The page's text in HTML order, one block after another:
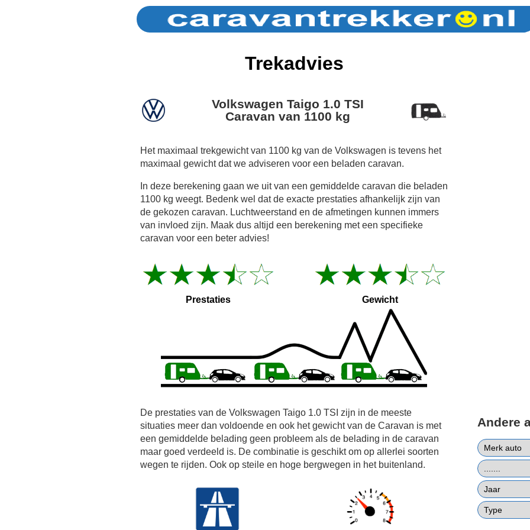
Trekadvies
Volkswagen Taigo 1.0 TSI
Caravan van 1100 kg
Het maximaal trekgewicht van 1100 kg van de Volkswagen is tevens het
maximaal gewicht dat we adviseren voor een beladen caravan.
In deze berekening gaan we uit van een gemiddelde caravan die beladen
1100 kg weegt. Bedenk wel dat de exacte prestaties afhankelijk zijn van
de gekozen caravan. Luchtweerstand en de afmetingen kunnen immers
van invloed zijn. Maak dus altijd een berekening met een specifieke
caravan voor een beter advies!
Prestaties Gewicht
De prestaties van de Volkswagen Taigo 1.0 TSI zijn in de meeste
situaties meer dan voldoende en ook het gewicht van de Caravan is met
een gemiddelde belading geen probleem als de belading in de caravan
maar goed verdeeld is. De combinatie is geschikt om op allerlei soorten
wegen te rijden. Ook op steile en hoge bergwegen in het buitenland.
Andere